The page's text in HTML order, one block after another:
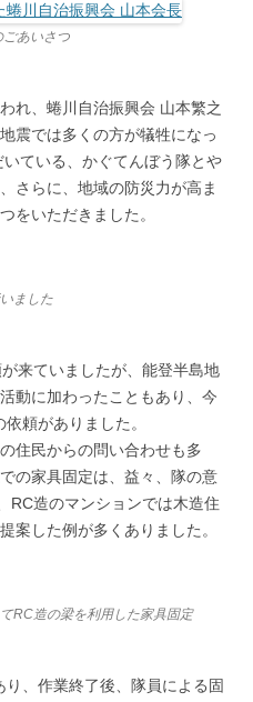
あいさつ
れ、蜷川自治振興会 山本繁之
震では多くの方が犠牲になっ
ている、かぐてんぼう隊とや
さらに、地域の防災力が高ま
をいただきました。
ました
来ていましたが、能登半島地
動に加わったこともあり、今
頼がありました。
住民からの問い合わせも多
の家具固定は、益々、隊の意
RC造のマンションでは木造住
案した例が多くありました。
RC造の梁を利用した家具固定
、作業終了後、隊員による固